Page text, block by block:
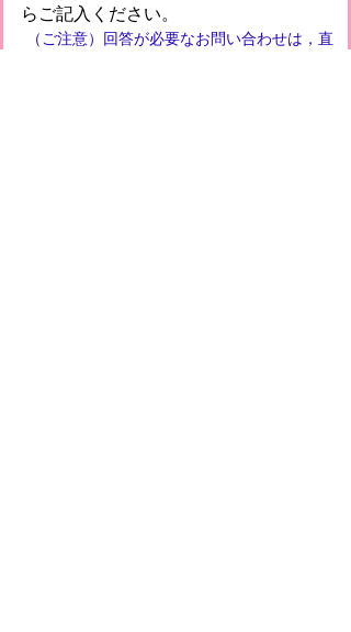
らご記入ください。
（ご注意）回答が必要なお問い合わせは，直